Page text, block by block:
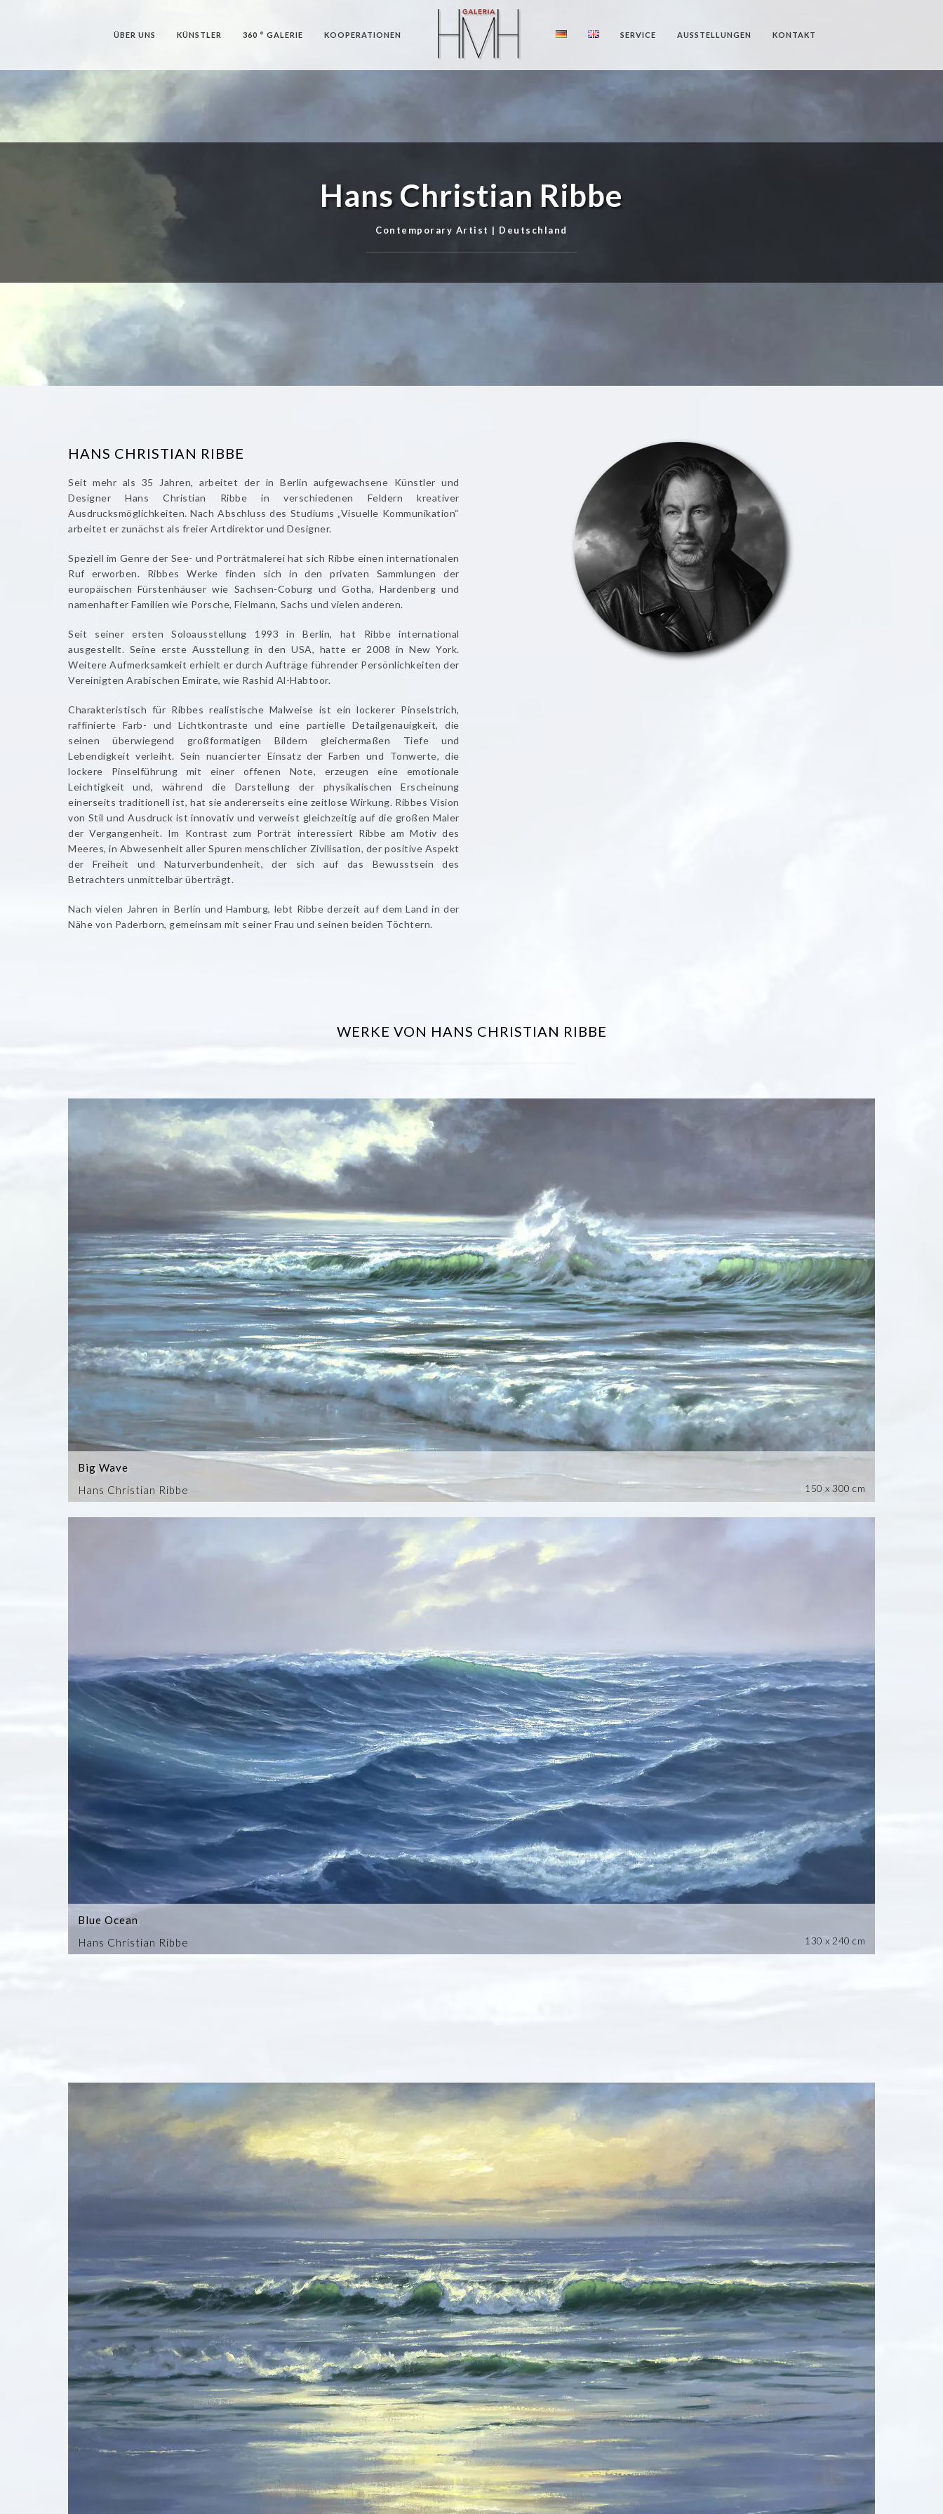
ÜBER UNS KÜNSTLER 360 ° GALERIE KOOPERATIONEN SERVICE AUSSTELLUNGEN KONTAKT
Hans Christian Ribbe
Contemporary Artist | Deutschland
HANS CHRISTIAN RIBBE
Seit mehr als 35 Jahren, arbeitet der in Berlin aufgewachsene Künstler und
Designer Hans Christian Ribbe in verschiedenen Feldern kreativer
Ausdrucksmöglichkeiten. Nach Abschluss des Studiums „Visuelle Kommunikation“
arbeitet er zunächst als freier Artdirektor und Designer.
Speziell im Genre der See- und Porträtmalerei hat sich Ribbe einen internationalen
Ruf erworben. Ribbes Werke finden sich in den privaten Sammlungen der
europäischen Fürstenhäuser wie Sachsen-Coburg und Gotha, Hardenberg und
namenhafter Familien wie Porsche, Fielmann, Sachs und vielen anderen.
Seit seiner ersten Soloausstellung 1993 in Berlin, hat Ribbe international
ausgestellt. Seine erste Ausstellung in den USA, hatte er 2008 in New York.
Weitere Aufmerksamkeit erhielt er durch Aufträge führender Persönlichkeiten der
Vereinigten Arabischen Emirate, wie Rashid Al-Habtoor.
Charakteristisch für Ribbes realistische Malweise ist ein lockerer Pinselstrich,
raffinierte Farb- und Lichtkontraste und eine partielle Detailgenauigkeit, die
seinen überwiegend großformatigen Bildern gleichermaßen Tiefe und
Lebendigkeit verleiht. Sein nuancierter Einsatz der Farben und Tonwerte, die
lockere Pinselführung mit einer offenen Note, erzeugen eine emotionale
Leichtigkeit und, während die Darstellung der physikalischen Erscheinung
einerseits traditionell ist, hat sie andererseits eine zeitlose Wirkung. Ribbes Vision
von Stil und Ausdruck ist innovativ und verweist gleichzeitig auf die großen Maler
der Vergangenheit. Im Kontrast zum Porträt interessiert Ribbe am Motiv des
Meeres, in Abwesenheit aller Spuren menschlicher Zivilisation, der positive Aspekt
der Freiheit und Naturverbundenheit, der sich auf das Bewusstsein des
Betrachters unmittelbar überträgt.
Nach vielen Jahren in Berlin und Hamburg, lebt Ribbe derzeit auf dem Land in der
Nähe von Paderborn, gemeinsam mit seiner Frau und seinen beiden Töchtern.
WERKE VON HANS CHRISTIAN RIBBE
Hans Christian Ribbe
Big Wave
150 x 300 cm
Hans Christian Ribbe
Blue Ocean
130 x 240 cm